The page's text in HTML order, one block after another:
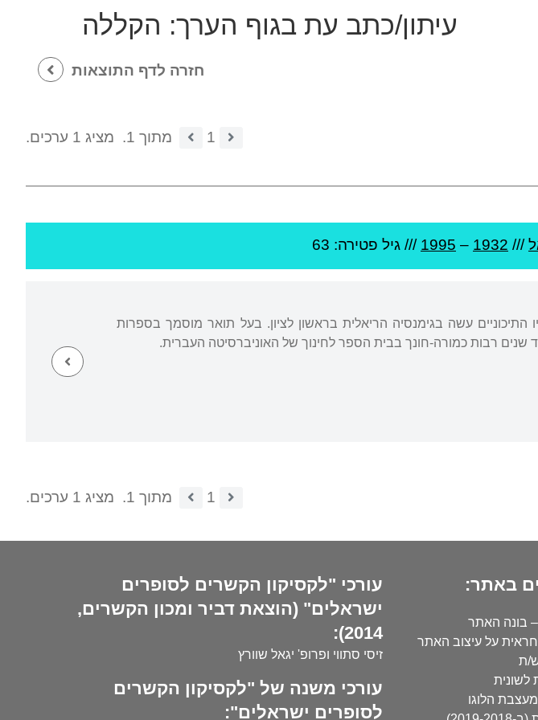
עיתון/כתב עת בגוף הערך: הקללה
חזרה לדף התוצאות
1 מתוך 1.
מציג 1 ערכים.
///
1932
–
1995 /// גיל פטירה: 63
התיכוניים עשה בגימנסיה הריאלית בראשון לציון. בעל תואר מוסמך בספרות
רבות כמורה-חונך בבית הספר לחינוך של האוניברסיטה העברית.
1 מתוך 1. מציג 1 ערכים.
באתר:
– בונה האתר
על עיצוב האתר
ת
לשונית
מעצבת הלוגו
עורכי "לקסיקון הקשרים לסופרים
ישראלים" (הוצאת דביר ומכון הקשרים,
2014):
זיסי סתווי ופרופ' יגאל שוורץ
עורכי משנה של "לקסיקון הקשרים
לסופרים ישראלים":